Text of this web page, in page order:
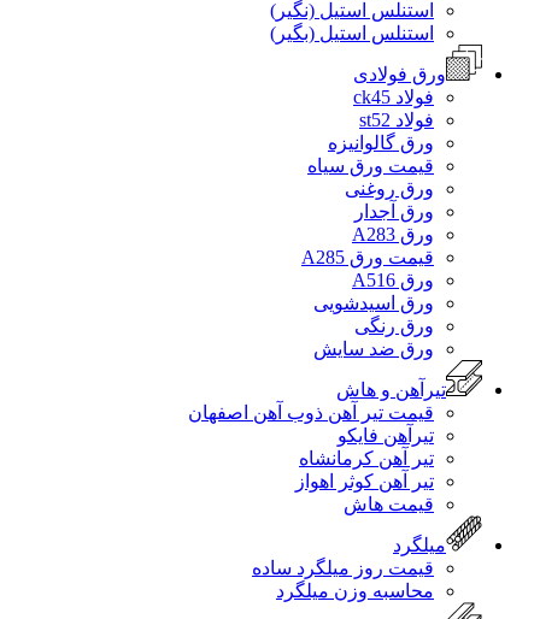
استنلس استیل (نگیر)
استنلس استیل (بگیر)
ورق فولادی
فولاد ck45
فولاد st52
ورق گالوانیزه
قیمت ورق سیاه
ورق روغنی
ورق آجدار
ورق A283
قیمت ورق A285
ورق A516
ورق اسیدشویی
ورق رنگی
ورق ضد سایش
تیرآهن و هاش
قیمت تیر آهن ذوب آهن اصفهان
تیرآهن فایکو
تیر آهن کرمانشاه
تیر آهن کوثر اهواز
قیمت هاش
میلگرد
قیمت روز میلگرد ساده
محاسبه وزن میلگرد